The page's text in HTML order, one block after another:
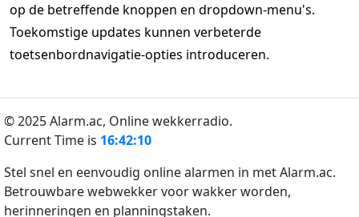
op de betreffende knoppen en dropdown-menu's.
Toekomstige updates kunnen verbeterde
toetsenbordnavigatie-opties introduceren.
© 2025 Alarm.ac, Online wekkerradio.
Current Time is 16:42:10
Stel snel en eenvoudig online alarmen in met Alarm.ac.
Betrouwbare webwekker voor wakker worden,
herinneringen en planningstaken.